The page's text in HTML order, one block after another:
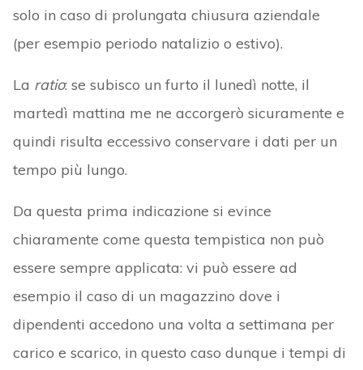
solo in caso di prolungata chiusura aziendale
(per esempio periodo natalizio o estivo).
La ratio: se subisco un furto il lunedì notte, il
martedì mattina me ne accorgerò sicuramente e
quindi risulta eccessivo conservare i dati per un
tempo più lungo.
Da questa prima indicazione si evince
chiaramente come questa tempistica non può
essere sempre applicata: vi può essere ad
esempio il caso di un magazzino dove i
dipendenti accedono una volta a settimana per
carico e scarico, in questo caso dunque i tempi di